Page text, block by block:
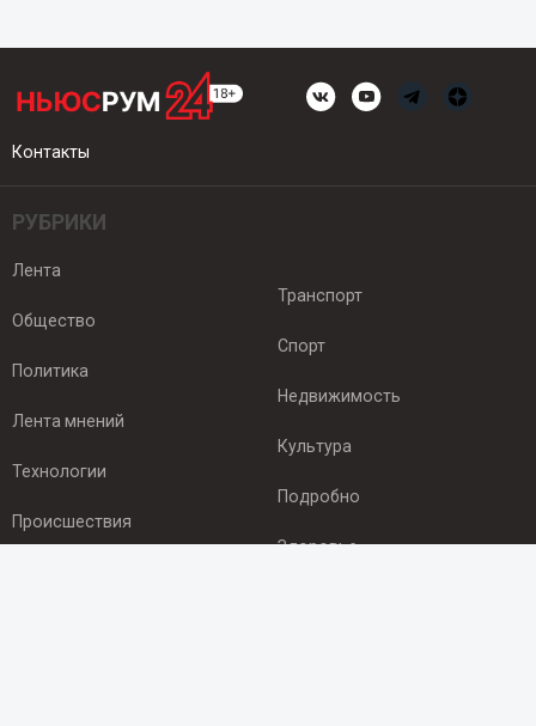
Контакты
РУБРИКИ
Лента
Общество
Политика
Лента мнений
Технологии
Происшествия
Транспорт
Спорт
Недвижимость
Культура
Подробно
Здоровье